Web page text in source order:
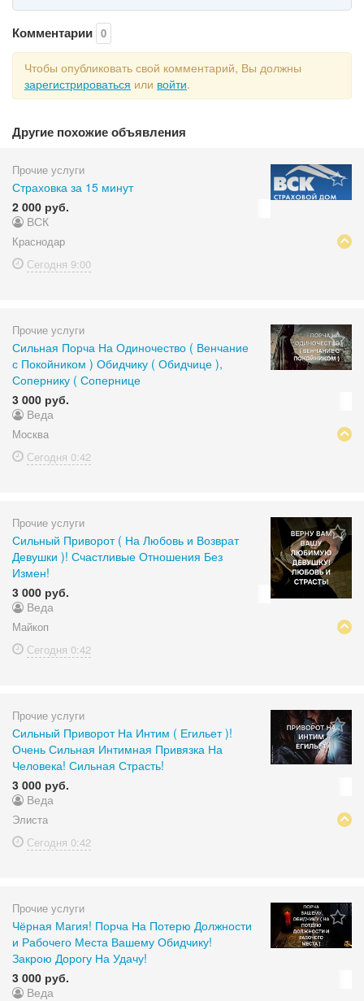
Комментарии 0
Чтобы опубликовать свой комментарий, Вы должны
зарегистрироваться или войти.
Другие похожие объявления
Прочие услуги
Страховка за 15 минут
2 000 руб.
ВСК
Краснодар
Сегодня 9:00
Прочие услуги
Сильная Порча На Одиночество ( Венчание
с Покойником ) Обидчику ( Обидчице ),
Сопернику ( Сопернице
3 000 руб.
Веда
Москва
Сегодня 0:42
Прочие услуги
Сильный Приворот ( На Любовь и Возврат
Девушки )! Счастливые Отношения Без
Измен!
3 000 руб.
Веда
Майкоп
Сегодня 0:42
Прочие услуги
Сильный Приворот На Интим ( Егильет )!
Очень Сильная Интимная Привязка На
Человека! Сильная Страсть!
3 000 руб.
Веда
Элиста
Сегодня 0:42
Прочие услуги
Чёрная Магия! Порча На Потерю Должности
и Рабочего Места Вашему Обидчику!
Закрою Дорогу На Удачу!
3 000 руб.
Веда